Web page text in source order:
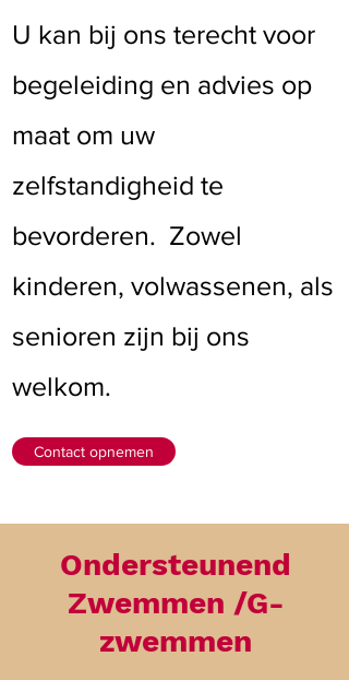
U kan bij ons terecht voor
begeleiding en advies op
maat om uw
zelfstandigheid te
bevorderen. Zowel
kinderen, volwassenen, als
senioren zijn bij ons
welkom.
Contact opnemen
Ondersteunend
Zwemmen /G-
zwemmen